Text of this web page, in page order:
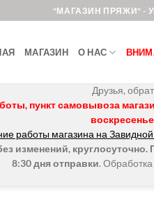
"МАГАЗИН ПРЯЖИ" -
МАГАЗИН О НАС
Друзья,
пункт самовывоза
работы магазина на
изменений, круглосуточно.
8:30 дня отправки.